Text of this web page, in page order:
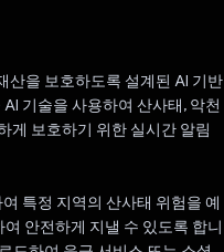
을 보호하도록 설계된 AI 기반
기술을 사용하여 산사태, 악천
게 보호하기 위한 실시간 알림
특정 지역의 산사태 위험을 예
안전하게 지낼 수 있도록 합니